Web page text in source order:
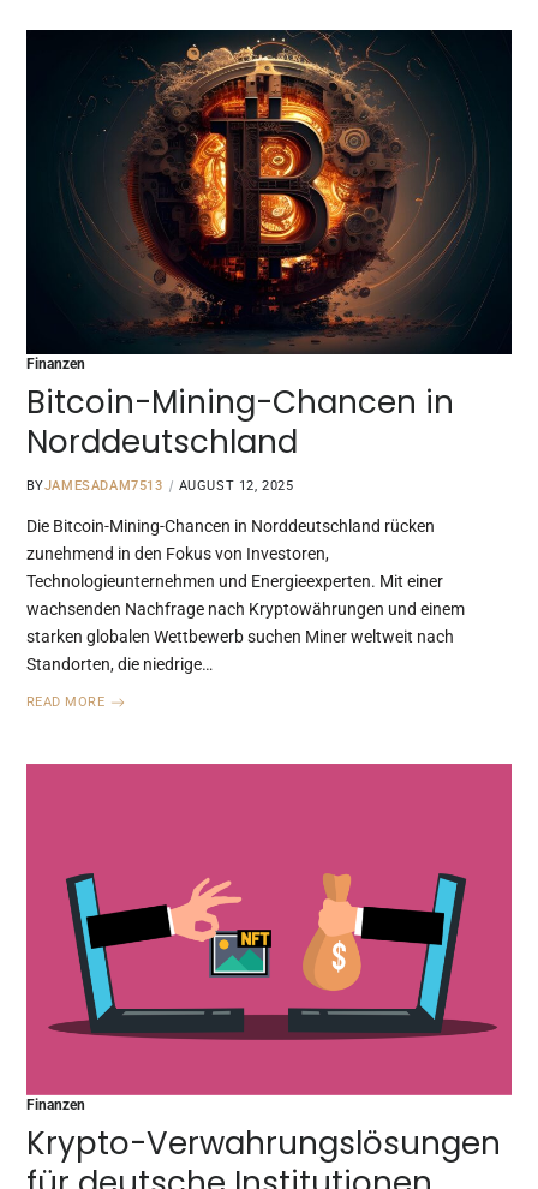
Finanzen
Bitcoin-Mining-Chancen in
Norddeutschland
BYJAMESADAM7513 AUGUST 12, 2025
Die Bitcoin-Mining-Chancen in Norddeutschland rücken
zunehmend in den Fokus von Investoren,
Technologieunternehmen und Energieexperten. Mit einer
wachsenden Nachfrage nach Kryptowährungen und einem
starken globalen Wettbewerb suchen Miner weltweit nach
Standorten, die niedrige…
READ MORE
Finanzen
Krypto-Verwahrungslösungen